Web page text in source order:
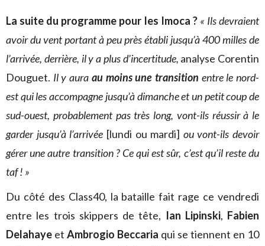
La suite du programme pour les Imoca ? « Ils devraient
avoir du vent portant à peu près établi jusqu’à 400 milles de
l’arrivée, derrière, il y a plus d’incertitude, analyse Corentin
Douguet. Il y aura au moins une transition entre le nord-
est qui les accompagne jusqu’à dimanche et un petit coup de
sud-ouest, probablement pas très long, vont-ils réussir à le
garder jusqu’à l’arrivée [lundi ou mardi] ou vont-ils devoir
gérer une autre transition ? Ce qui est sûr, c’est qu’il reste du
taf ! »
Du côté des Class40, la bataille fait rage ce vendredi
entre les trois skippers de tête, Ian Lipinski, Fabien
Delahaye et Ambrogio Beccaria qui se tiennent en 10